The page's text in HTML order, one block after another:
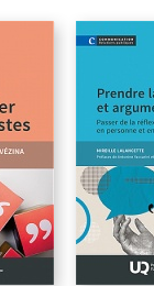
Chapitre 4 :
Chapitre 6 : Groupes
activiste
Conclusion : Clin
Annexe I : Code de
Annexe II : Code de
Bibliographie